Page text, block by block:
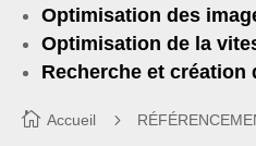
Optimisation des
Optimisation de la
Recherche et
Accueil